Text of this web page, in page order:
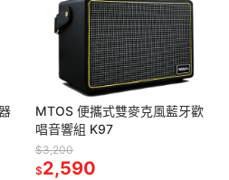
MTOS 便攜式雙麥克風藍牙歡
唱音響組 K97
$3,200
$2,590